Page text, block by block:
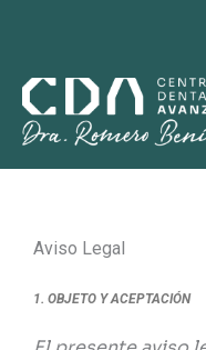
Aviso Legal
1. OBJETO Y ACEPTACIÓN